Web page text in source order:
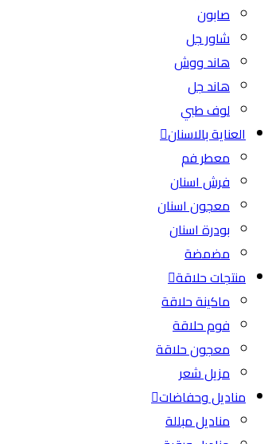
صابون
شاور جل
هاند ووش
هاند جل
لوف طبي
العناية بالاسنان
معطر فم
فرش اسنان
معجون اسنان
بودرة اسنان
مضمضة
منتجات حلاقة
ماكينة حلاقة
فوم حلاقة
معجون حلاقة
مزيل شعر
مناديل وحفاضات
مناديل مبللة